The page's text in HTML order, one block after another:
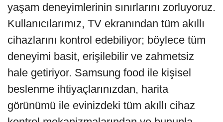
yaşam deneyimlerinin sınırlarını zorluyoruz.
Kullanıcılarımız, TV ekranından tüm akıllı
cihazlarını kontrol edebiliyor; böylece tüm
deneyimi basit, erişilebilir ve zahmetsiz
hale getiriyor. Samsung food ile kişisel
beslenme ihtiyaçlarınızdan, harita
görünümü ile evinizdeki tüm akıllı cihaz